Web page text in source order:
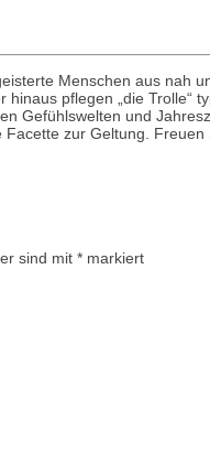
Menschen aus nah
pflegen „die Trolle“
Gefühlswelten und
zur Geltung.
sind mit * markiert